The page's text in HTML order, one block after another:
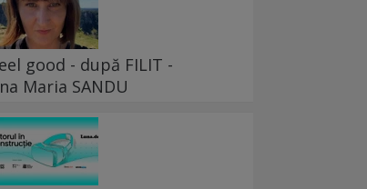
good - după FILIT -
Maria SANDU